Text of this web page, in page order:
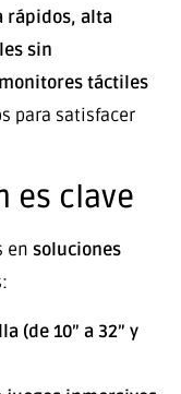
rápidos, alta
sin
monitores táctiles
para satisfacer
es clave
en soluciones
(de 10” a 32” y